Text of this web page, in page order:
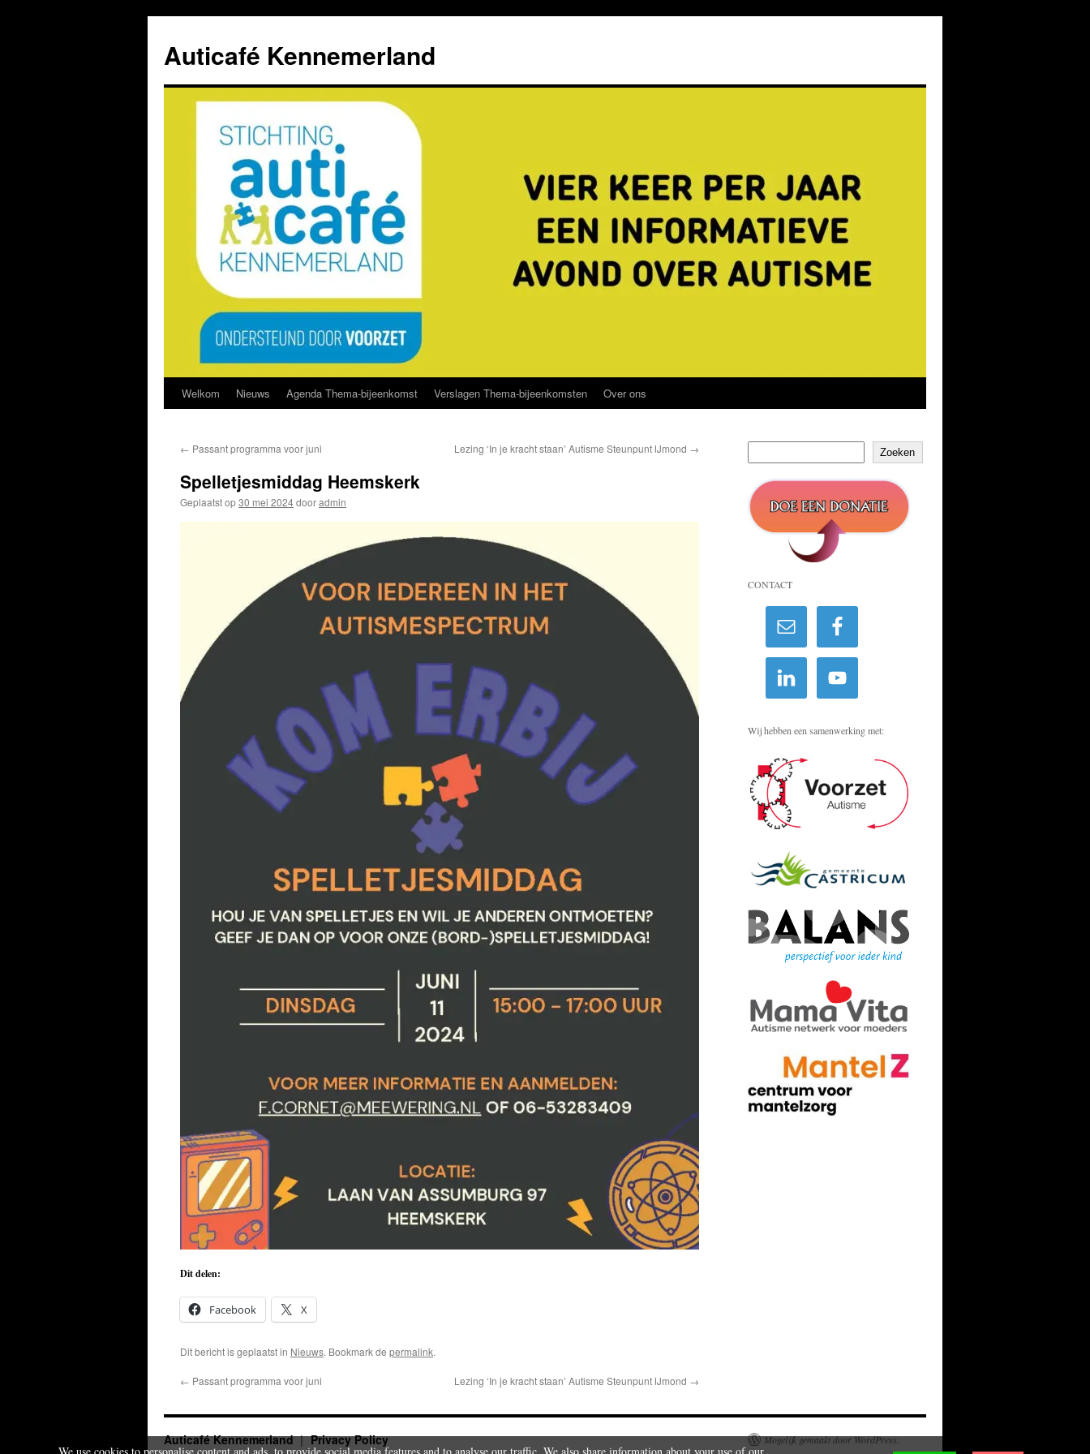
de
inhoud
Auticafé Kennemerland
Welkom Nieuws Agenda Thema-bijeenkomst Verslagen Thema-bijeenkomsten Over ons
← Passant programma voor juni Lezing ‘In je kracht staan’ Autisme Steunpunt IJmond →
Spelletjesmiddag Heemskerk
Geplaatst op30 mei 2024dooradmin
Dit delen:
Facebook X
Dit bericht is geplaatst in Nieuws. Bookmark de permalink.
← Passant programma voor juni Lezing ‘In je kracht staan’ Autisme Steunpunt IJmond →
Zoeken
CONTACT
Wij hebben een samenwerking met:
Auticafé Kennemerland Privacy Policy Mogelijk gemaakt door WordPress.